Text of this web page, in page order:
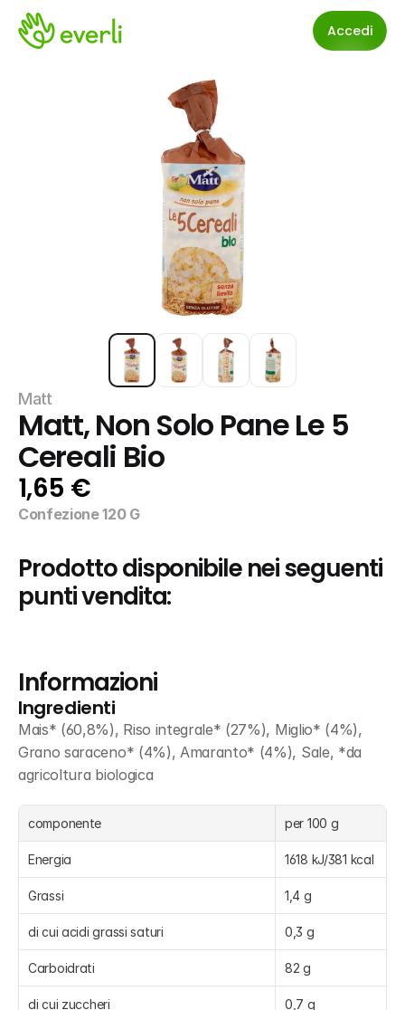
Accedi
Matt
Matt, Non Solo Pane Le 5
Cereali Bio
1,65 €
Confezione 120 G
Prodotto disponibile nei seguenti
punti vendita:
Informazioni
Ingredienti
Mais* (60,8%), Riso integrale* (27%), Miglio* (4%),
Grano saraceno* (4%), Amaranto* (4%), Sale, *da
agricoltura biologica
componente per 100 g
Energia 1618 kJ/381 kcal
Grassi 1,4 g
di cui acidi grassi saturi 0,3 g
Carboidrati 82 g
di cui zuccheri 0,7 g